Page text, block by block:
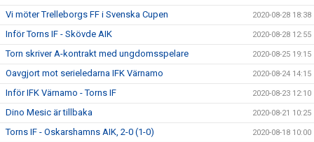
Vi möter Trelleborgs FF i Svenska Cupen 2020-08-28 18:38
Inför Torns IF - Skövde AIK 2020-08-28 12:55
Torn skriver A-kontrakt med ungdomsspelare 2020-08-25 19:15
Oavgjort mot serieledarna IFK Värnamo 2020-08-24 14:15
Inför IFK Värnamo - Torns IF 2020-08-23 12:10
Dino Mesic är tillbaka 2020-08-21 10:25
Torns IF - Oskarshamns AIK, 2-0 (1-0) 2020-08-18 10:00